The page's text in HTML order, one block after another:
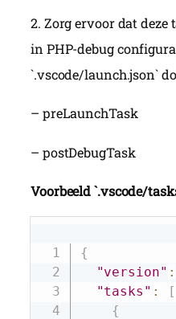
2. Zorg ervoor dat
in PHP-debug
`.vscode/launch.json`
– preLaunchTask
– postDebugTask
Voorbeeld `.vscode/
{
"version" :
"tasks" :
[
{